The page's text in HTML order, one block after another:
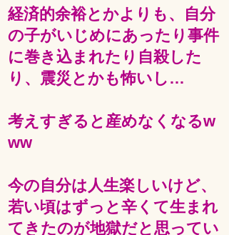
経済的余裕とかよりも、自分
の子がいじめにあったり事件
に巻き込まれたり自殺した
り、震災とかも怖いし…
考えすぎると産めなくなるw
ww
今の自分は人生楽しいけど、
若い頃はずっと辛くて生まれ
てきたのが地獄だと思ってい